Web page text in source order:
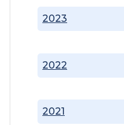
2021
2022
2023